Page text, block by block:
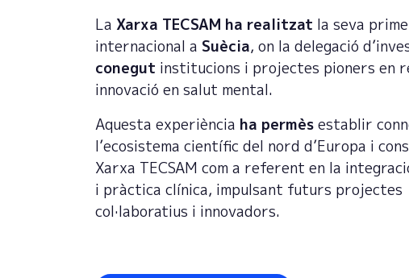
La Xarxa TECSAM ha realitzat la seva
internacional a Suècia, on la delegació
conegut institucions i projectes pioners en
innovació en salut mental.
Aquesta experiència ha permès establir
l’ecosistema científic del nord d’Europa i
Xarxa TECSAM com a referent en la
i pràctica clínica, impulsant futurs projectes
col·laboratius i innovadors.